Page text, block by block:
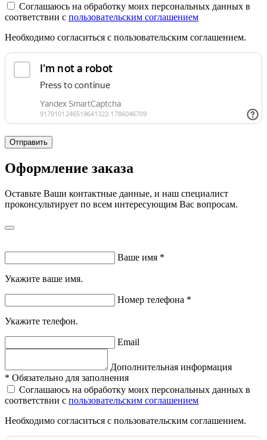
Соглашаюсь на обработку моих персональных данных в
соответствии с пользовательским соглашением
Необходимо согласиться с пользовательским соглашением.
Отправить
Оформление заказа
Оставьте Ваши контактные данные, и наш специалист
проконсультирует по всем интересующим Вас вопросам.
Ваше имя *
Укажите ваше имя.
Номер телефона *
Укажите телефон.
Email
Дополнительная информация
* Обязательно для заполнения
Соглашаюсь на обработку моих персональных данных в
соответствии с пользовательским соглашением
Необходимо согласиться с пользовательским соглашением.